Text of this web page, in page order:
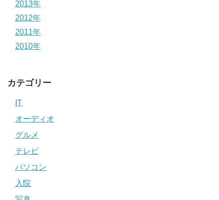
2013年
2012年
2011年
2010年
カテゴリー
IT
オーディオ
グルメ
テレビ
パソコン
入院